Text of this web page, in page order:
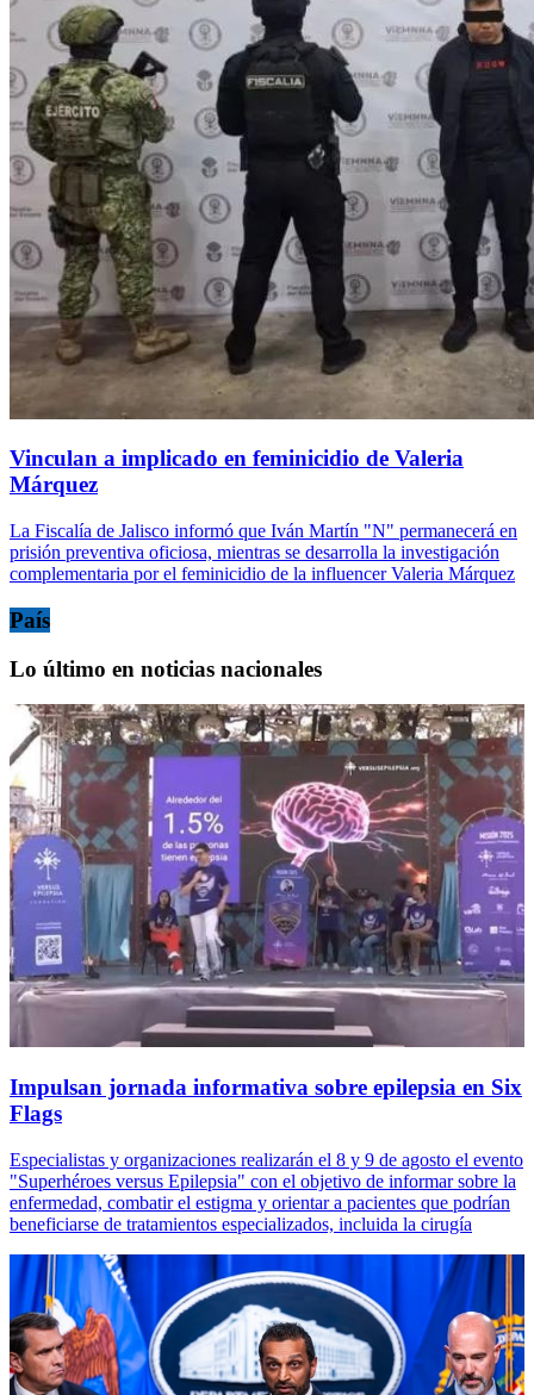
Vinculan a implicado en feminicidio de Valeria
Márquez
La Fiscalía de Jalisco informó que Iván Martín "N" permanecerá en
prisión preventiva oficiosa, mientras se desarrolla la investigación
complementaria por el feminicidio de la influencer Valeria Márquez
País
Lo último en noticias nacionales
Impulsan jornada informativa sobre epilepsia en Six
Flags
Especialistas y organizaciones realizarán el 8 y 9 de agosto el evento
"Superhéroes versus Epilepsia" con el objetivo de informar sobre la
enfermedad, combatir el estigma y orientar a pacientes que podrían
beneficiarse de tratamientos especializados, incluida la cirugía